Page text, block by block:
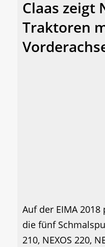
Claas zeigt
Traktoren
Auf der EIMA
die fünf
210, NEXOS 220,